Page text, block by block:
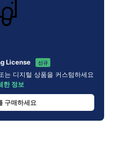
License 신규
는 디지털 상품을 커스텀하세요
한 정보
구매하세요